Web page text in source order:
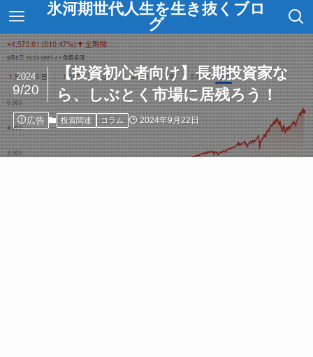
氷河期世代人生を生き抜くブロ
グ
【投資初心者向け】長期投資家な
ら、しぶとく市場に居残ろう！
2024
9/20
広告 投資関連 コラム 2024年9月22日